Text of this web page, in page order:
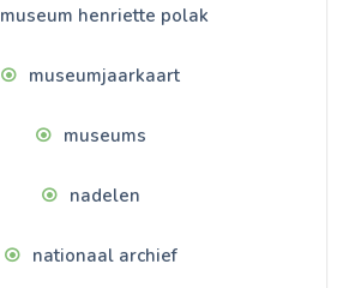
museum henriette polak
museumjaarkaart
museums
nadelen
nationaal archief